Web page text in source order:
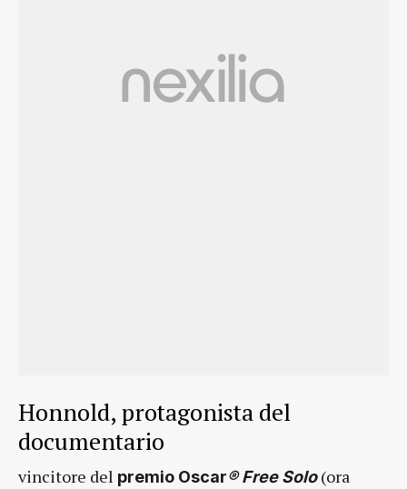
Honnold, protagonista del
documentario
vincitore del premio Oscar® Free Solo(ora